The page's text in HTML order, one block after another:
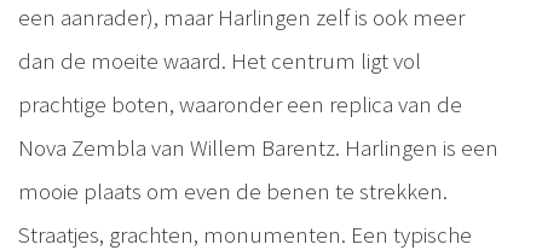
een aanrader), maar Harlingen zelf is ook meer
dan de moeite waard. Het centrum ligt vol
prachtige boten, waaronder een replica van de
Nova Zembla van Willem Barentz. Harlingen is een
mooie plaats om even de benen te strekken.
Straatjes, grachten, monumenten. Een typische